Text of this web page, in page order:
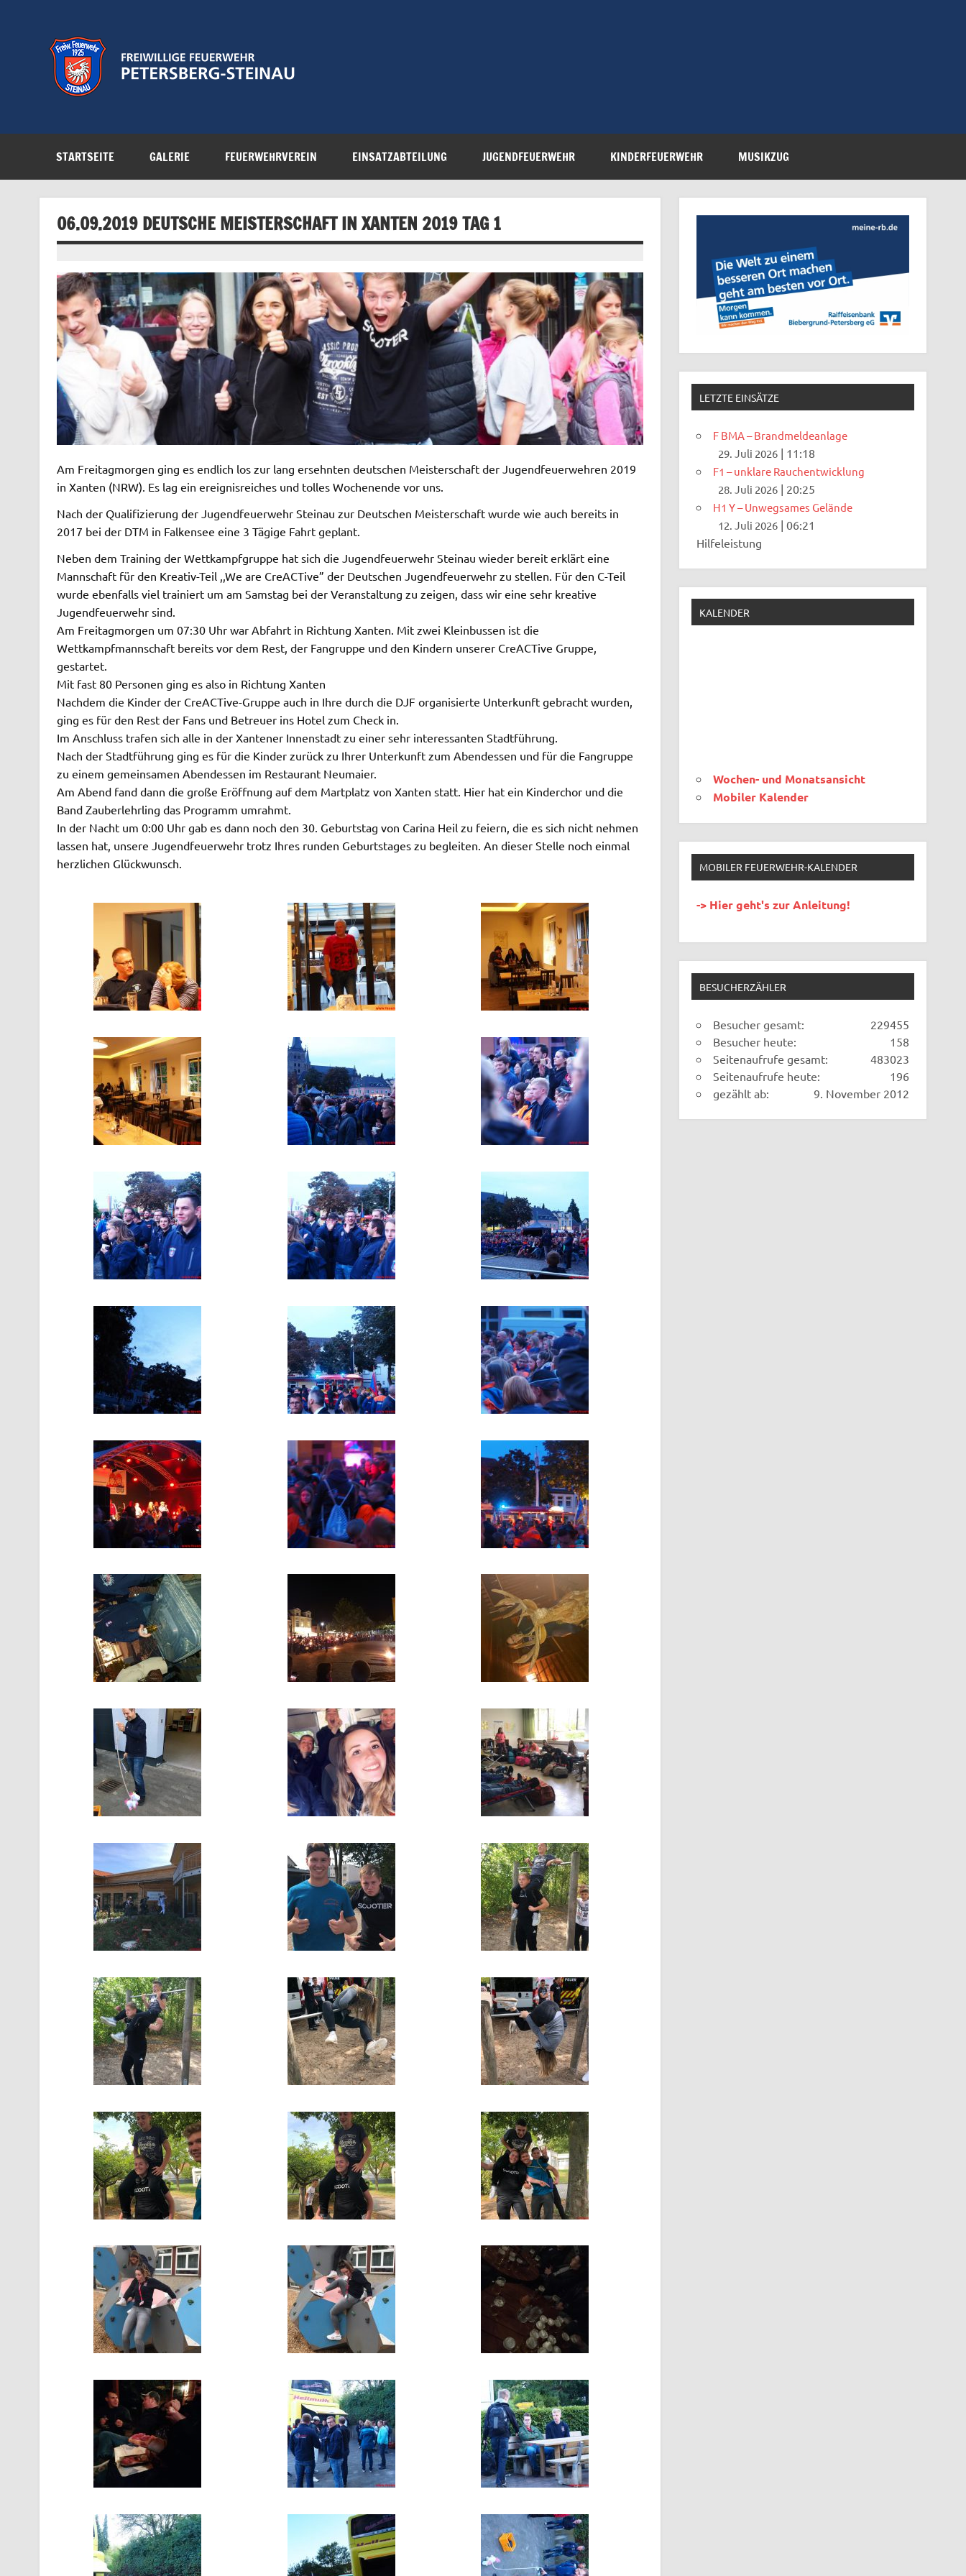
STARTSEITE GALERIE FEUERWEHRVEREIN EINSATZABTEILUNG JUGENDFEUERWEHR KINDERFEUERWEHR MUSIKZUG
06.09.2019 DEUTSCHE MEISTERSCHAFT IN XANTEN 2019 TAG 1
Am Freitagmorgen ging es endlich los zur lang ersehnten deutschen Meisterschaft der Jugendfeuerwehren 2019
in Xanten (NRW). Es lag ein ereignisreiches und tolles Wochenende vor uns.
Nach der Qualifizierung der Jugendfeuerwehr Steinau zur Deutschen Meisterschaft wurde wie auch bereits in
2017 bei der DTM in Falkensee eine 3 Tägige Fahrt geplant.
Neben dem Training der Wettkampfgruppe hat sich die Jugendfeuerwehr Steinau wieder bereit erklärt eine
Mannschaft für den Kreativ-Teil ,,We are CreACTive” der Deutschen Jugendfeuerwehr zu stellen. Für den C-Teil
wurde ebenfalls viel trainiert um am Samstag bei der Veranstaltung zu zeigen, dass wir eine sehr kreative
Jugendfeuerwehr sind.
Am Freitagmorgen um 07:30 Uhr war Abfahrt in Richtung Xanten. Mit zwei Kleinbussen ist die
Wettkampfmannschaft bereits vor dem Rest, der Fangruppe und den Kindern unserer CreACTive Gruppe,
gestartet.
Mit fast 80 Personen ging es also in Richtung Xanten
Nachdem die Kinder der CreACTive-Gruppe auch in Ihre durch die DJF organisierte Unterkunft gebracht wurden,
ging es für den Rest der Fans und Betreuer ins Hotel zum Check in.
Im Anschluss trafen sich alle in der Xantener Innenstadt zu einer sehr interessanten Stadtführung.
Nach der Stadtführung ging es für die Kinder zurück zu Ihrer Unterkunft zum Abendessen und für die Fangruppe
zu einem gemeinsamen Abendessen im Restaurant Neumaier.
Am Abend fand dann die große Eröffnung auf dem Martplatz von Xanten statt. Hier hat ein Kinderchor und die
Band Zauberlehrling das Programm umrahmt.
In der Nacht um 0:00 Uhr gab es dann noch den 30. Geburtstag von Carina Heil zu feiern, die es sich nicht nehmen
lassen hat, unsere Jugendfeuerwehr trotz Ihres runden Geburtstages zu begleiten. An dieser Stelle noch einmal
herzlichen Glückwunsch.
LETZTE EINSÄTZE
F BMA – Brandmeldeanlage
29. Juli 2026 | 11:18
F1 – unklare Rauchentwicklung
28. Juli 2026 | 20:25
H1 Y – Unwegsames Gelände
12. Juli 2026 |06:21
Hilfeleistung
KALENDER
Wochen- und Monatsansicht
Mobiler Kalender
MOBILER FEUERWEHR-KALENDER
-> Hier geht's zur Anleitung!
BESUCHERZÄHLER
229455
Besucher gesamt:
158
Besucher heute:
483023
Seitenaufrufe gesamt:
196
Seitenaufrufe heute:
9. November 2012
gezählt ab: